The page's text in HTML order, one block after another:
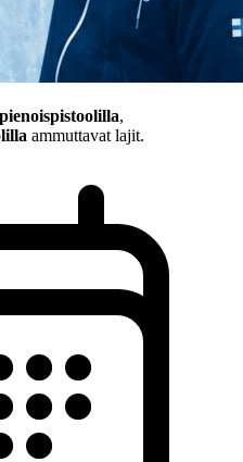
pienoispistoolilla,
ammuttavat lajit.